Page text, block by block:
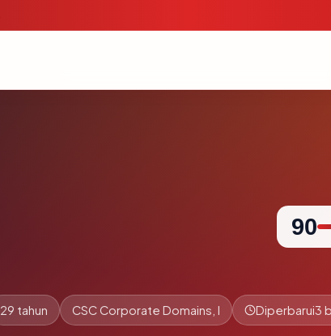
90
29 tahun CSC Corporate Domains, I Diperbarui3